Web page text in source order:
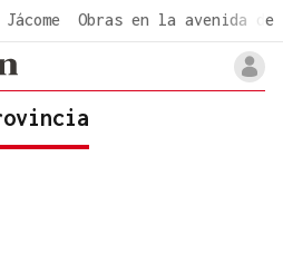
Obras en la avenida de